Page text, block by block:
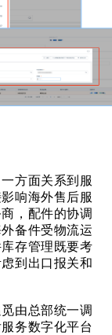
方面关系到服
响海外售后服
，配件的协调
备件受物流运
存管理既要考
到出口报关和
由总部统一调
务数字化平台